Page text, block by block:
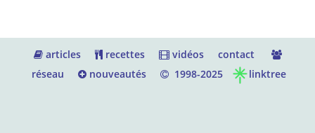
articles recettes vidéos
contact
réseau
nouveautés 1998-2025 linktree